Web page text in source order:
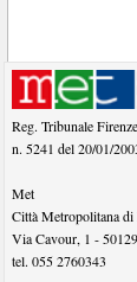
Reg. Tribunale Firenze
n. 5241 del 20/01/
Met
Città Metropolitana di
Via Cavour, 1 -50129
tel.055 2760343